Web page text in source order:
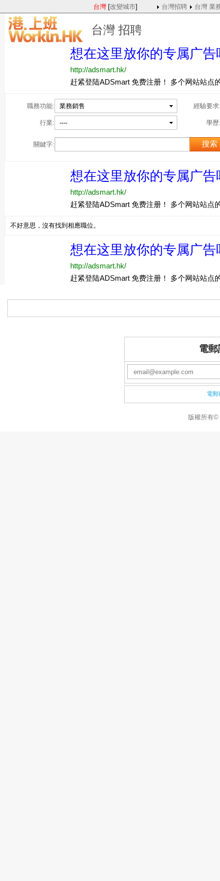
台灣 [改變城市] 台灣招聘 台灣 業
台灣 招聘
職務功能: 業務銷售 經驗要
行業: ---- 學
關鍵字:
不好意思，沒有找到相應職位。
電
電郵
版權所有©